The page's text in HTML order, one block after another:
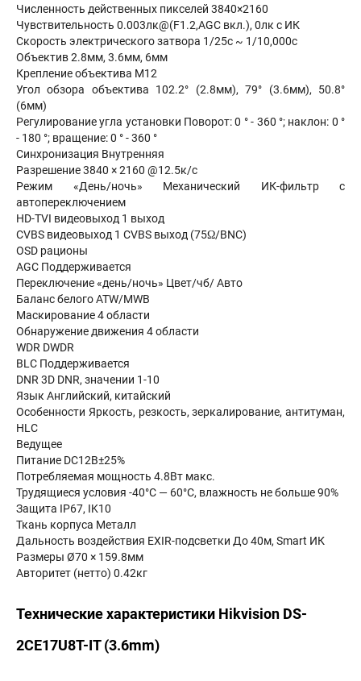
Численность действенных пикселей 3840×2160
Чувствительность 0.003лк@(F1.2,AGC вкл.), 0лк с ИК
Скорость электрического затвора 1/25с ~ 1/10,000с
Объектив 2.8мм, 3.6мм, 6мм
Крепление объектива М12
Угол обзора объектива 102.2° (2.8мм), 79° (3.6мм), 50.8°
(6мм)
Регулирование угла установки Поворот: 0 ° - 360 °; наклон: 0 °
- 180 °; вращение: 0 ° - 360 °
Синхронизация Внутренняя
Разрешение 3840 × 2160 @12.5к/с
Режим «День/ночь» Механический ИК-фильтр с
автопереключением
HD-TVI видеовыход 1 выход
CVBS видеовыход 1 CVBS выход (75Ω/BNC)
OSD рационы
AGC Поддерживается
Переключение «день/ночь» Цвет/чб/ Авто
Баланс белого ATW/MWB
Маскирование 4 области
Обнаружение движения 4 области
WDR DWDR
BLC Поддерживается
DNR 3D DNR, значении 1-10
Язык Английский, китайский
Особенности Яркость, резкость, зеркалирование, антитуман,
HLC
Ведущее
Питание DC12В±25%
Потребляемая мощность 4.8Вт макс.
Трудящиеся условия -40°С — 60°С, влажность не больше 90%
Защита IP67, IK10
Ткань корпуса Металл
Дальность воздействия EXIR-подсветки До 40м, Smart ИК
Размеры Ø70 × 159.8мм
Авторитет (нетто) 0.42кг
Технические характеристики Hikvision DS-
2CE17U8T-IT (3.6mm)